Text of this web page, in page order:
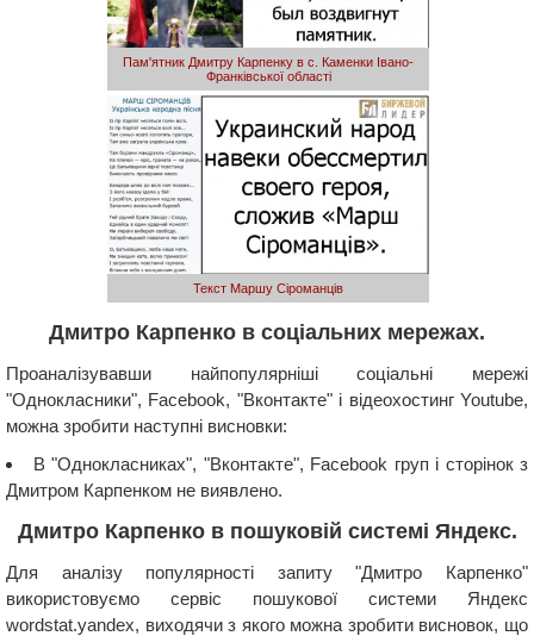
Пам'ятник Дмитру Карпенку в с. Каменки Івано-
Франківської області
Текст Маршу Сіроманців
Дмитро Карпенко в соціальних мережах.
Проаналізувавши найпопулярніші соціальні мережі
"Однокласники", Facebook, "Вконтакте" і відеохостинг Youtube,
можна зробити наступні висновки:
В "Однокласниках", "Вконтакте", Facebook груп і сторінок з
Дмитром Карпенком не виявлено.
Дмитро Карпенко в пошуковій системі Яндекс.
Для аналізу популярності запиту "Дмитро Карпенко"
використовуємо сервіс пошукової системи Яндекс
wordstat.yandex, виходячи з якого можна зробити висновок, що